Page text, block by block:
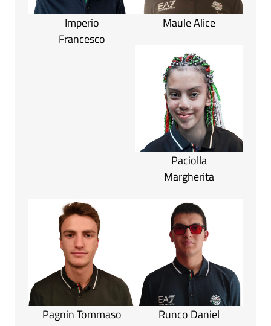
Imperio
Francesco
Maule Alice
Paciolla
Margherita
Pagnin Tommaso
Runco Daniel